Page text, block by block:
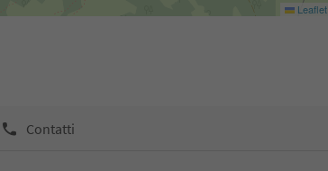
Leaflet
Contatti